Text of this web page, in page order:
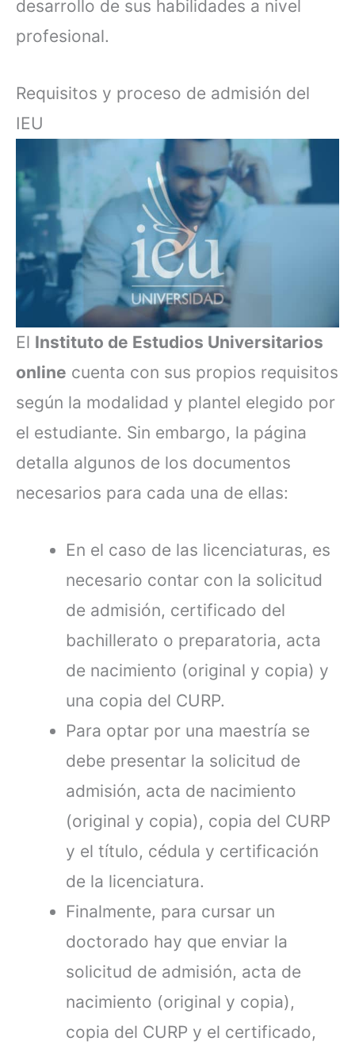
desarrollo de sus habilidades a nivel
profesional.
Requisitos y proceso de admisión del
IEU
El Instituto de Estudios Universitarios
online cuenta con sus propios requisitos
según la modalidad y plantel elegido por
el estudiante. Sin embargo, la página
detalla algunos de los documentos
necesarios para cada una de ellas:
En el caso de las licenciaturas, es
necesario contar con la solicitud
de admisión, certificado del
bachillerato o preparatoria, acta
de nacimiento (original y copia) y
una copia del CURP.
Para optar por una maestría se
debe presentar la solicitud de
admisión, acta de nacimiento
(original y copia), copia del CURP
y el título, cédula y certificación
de la licenciatura.
Finalmente, para cursar un
doctorado hay que enviar la
solicitud de admisión, acta de
nacimiento (original y copia),
copia del CURP y el certificado,